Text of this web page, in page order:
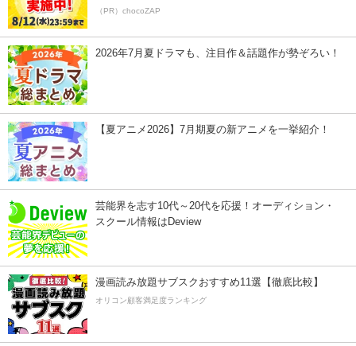
（PR）chocoZAP
2026年7月夏ドラマも、注目作＆話題作が勢ぞろい！
【夏アニメ2026】7月期夏の新アニメを一挙紹介！
芸能界を志す10代～20代を応援！オーディション・
スクール情報はDeview
漫画読み放題サブスクおすすめ11選【徹底比較】
オリコン顧客満足度ランキング